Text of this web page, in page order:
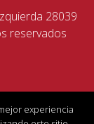
28039
reservados
experiencia